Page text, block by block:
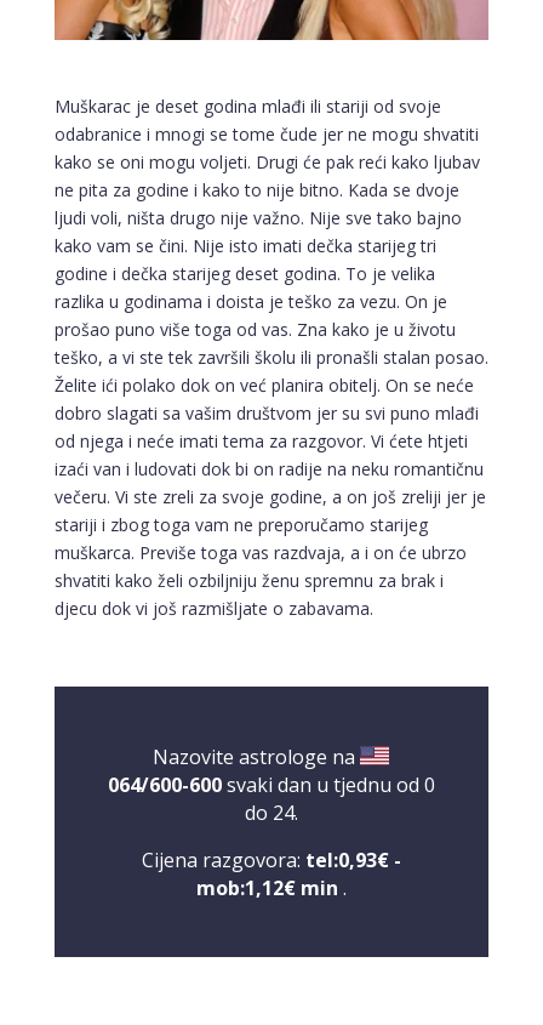
Muškarac je deset godina mlađi ili stariji od svoje
odabranice i mnogi se tome čude jer ne mogu shvatiti
kako se oni mogu voljeti. Drugi će pak reći kako ljubav
ne pita za godine i kako to nije bitno. Kada se dvoje
ljudi voli, ništa drugo nije važno. Nije sve tako bajno
kako vam se čini. Nije isto imati dečka starijeg tri
godine i dečka starijeg deset godina. To je velika
razlika u godinama i doista je teško za vezu. On je
prošao puno više toga od vas. Zna kako je u životu
teško, a vi ste tek završili školu ili pronašli stalan posao.
Želite ići polako dok on već planira obitelj. On se neće
dobro slagati sa vašim društvom jer su svi puno mlađi
od njega i neće imati tema za razgovor. Vi ćete htjeti
izaći van i ludovati dok bi on radije na neku romantičnu
večeru. Vi ste zreli za svoje godine, a on još zreliji jer je
stariji i zbog toga vam ne preporučamo starijeg
muškarca. Previše toga vas razdvaja, a i on će ubrzo
shvatiti kako želi ozbiljniju ženu spremnu za brak i
djecu dok vi još razmišljate o zabavama.
Nazovite astrologe na
064/600-600svaki dan u tjednu od 0
do 24.
Cijena razgovora: tel:0,93€ -
mob:1,12€ min .
NIVES/ Kod 20
TEHNIKE:astrologija, sudbinske karte, tarot
tel:0,93€ - mob:1,12€ min
VESNA BURCSA / Kod 55
Tarot savjetnik je slobodan